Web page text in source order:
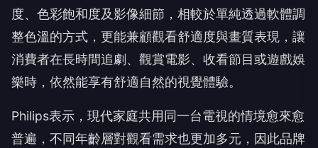
度、色彩飽和度及影像細節，相較於單純透過軟體調
整色溫的方式，更能兼顧觀看舒適度與畫質表現，讓
消費者在長時間追劇、觀賞電影、收看節目或遊戲娛
樂時，依然能享有舒適自然的視覺體驗。
Philips表示，現代家庭共用同一台電視的情境愈來愈
普遍，不同年齡層對觀看需求也更加多元，因此品牌